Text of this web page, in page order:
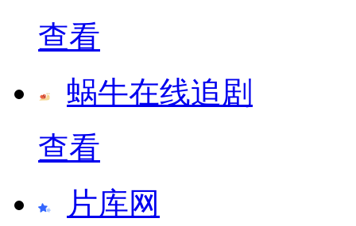
查看
蜗牛在线追剧
查看
片库网